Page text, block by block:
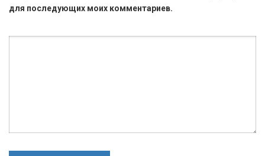
для последующих моих комментариев.